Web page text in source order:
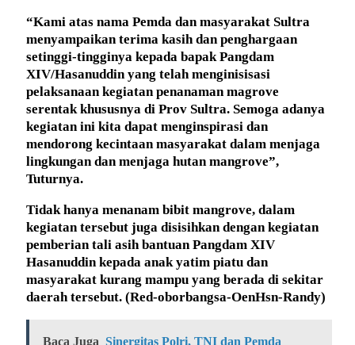
“Kami atas nama Pemda dan masyarakat Sultra
menyampaikan terima kasih dan penghargaan
setinggi-tingginya kepada bapak Pangdam
XIV/Hasanuddin yang telah menginisisasi
pelaksanaan kegiatan penanaman magrove
serentak khususnya di Prov Sultra. Semoga adanya
kegiatan ini kita dapat menginspirasi dan
mendorong kecintaan masyarakat dalam menjaga
lingkungan dan menjaga hutan mangrove”,
Tuturnya.
Tidak hanya menanam bibit mangrove, dalam
kegiatan tersebut juga disisihkan dengan kegiatan
pemberian tali asih bantuan Pangdam XIV
Hasanuddin kepada anak yatim piatu dan
masyarakat kurang mampu yang berada di sekitar
daerah tersebut. (Red-oborbangsa-OenHsn-Randy)
Baca Juga Sinergitas Polri, TNI dan Pemda